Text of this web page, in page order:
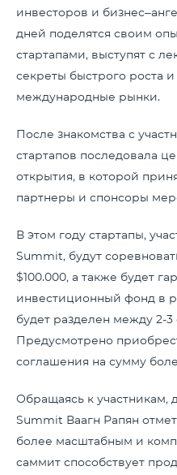
инвесторов и
дней поделятся своим
стартапами, выступят с
секреты быстрого роста
международные рынки.
После знакомства с
стартапов последовала
открытия, в которой
партнеры и спонсоры
В этом году стартапы,
Summit, будут
$100.000, а также будет
инвестиционный фонд в
будет разделен между 2-3
Предусмотрено
соглашения на сумму
Обращаясь к участникам,
Summit Ваагн Рапян
более масштабным и
саммит способствует